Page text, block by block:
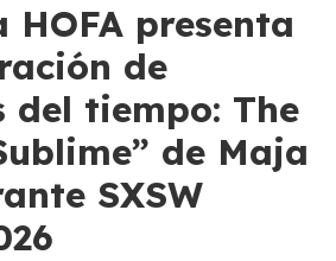
HOFA presenta
de
del tiempo: The
de Maja
SXSW